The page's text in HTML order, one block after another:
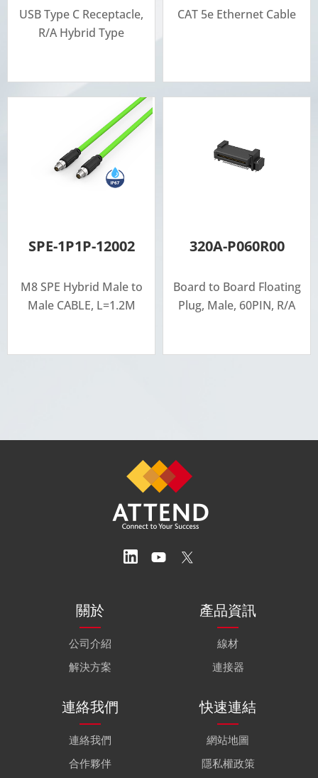
USB Type C Receptacle,
R/A Hybrid Type
CAT 5e Ethernet Cable
SPE-1P1P-12002
M8 SPE Hybrid Male to
Male CABLE, L=1.2M
320A-P060R00
Board to Board Floating
Plug, Male, 60PIN, R/A
關於
公司介紹
解決方案
產品資訊
線材
連接器
連絡我們
連絡我們
合作夥伴
快速連結
網站地圖
隱私權政策